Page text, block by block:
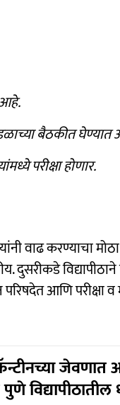
बैठकीत
परीक्षा होणार.
वाढ करण्याचा
विद्यापीठाने
परिषदेत आणि